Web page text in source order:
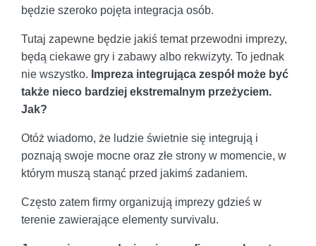
będzie szeroko pojęta integracja osób.
Tutaj zapewne będzie jakiś temat przewodni imprezy,
będą ciekawe gry i zabawy albo rekwizyty. To jednak
nie wszystko. Impreza integrująca zespół może być
także nieco bardziej ekstremalnym przeżyciem.
Jak?
Otóż wiadomo, że ludzie świetnie się integrują i
poznają swoje mocne oraz złe strony w momencie, w
którym muszą stanąć przed jakimś zadaniem.
Często zatem firmy organizują imprezy gdzieś w
terenie zawierające elementy survivalu.